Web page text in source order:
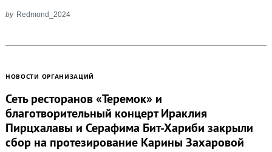
by Redmond_2024
НОВОСТИ ОРГАНИЗАЦИЙ
Сеть ресторанов «Теремок» и
благотворительный концерт Ираклия
Пирцхалавы и Серафима Бит-Хариби закрыли
сбор на протезирование Карины Захаровой